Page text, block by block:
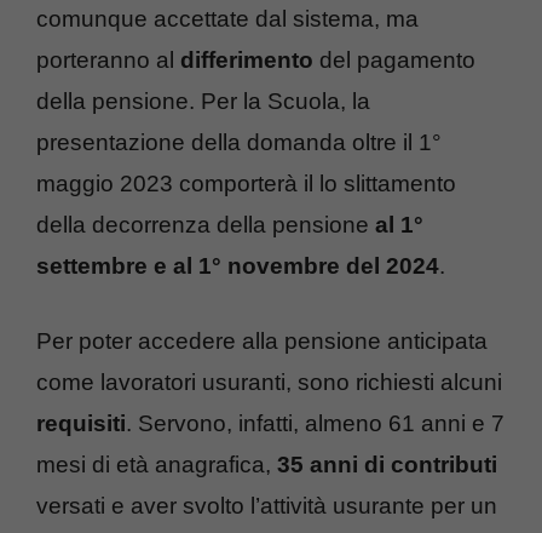
comunque accettate dal sistema, ma
porteranno al differimento del pagamento
della pensione. Per la Scuola, la
presentazione della domanda oltre il 1°
maggio 2023 comporterà il lo slittamento
della decorrenza della pensione al 1°
settembre e al 1° novembre del 2024.
Per poter accedere alla pensione anticipata
come lavoratori usuranti, sono richiesti alcuni
requisiti. Servono, infatti, almeno 61 anni e 7
mesi di età anagrafica, 35 anni di contributi
versati e aver svolto l’attività usurante per un